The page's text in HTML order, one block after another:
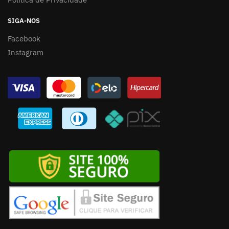
SIGA-NOS
Facebook
Instagram